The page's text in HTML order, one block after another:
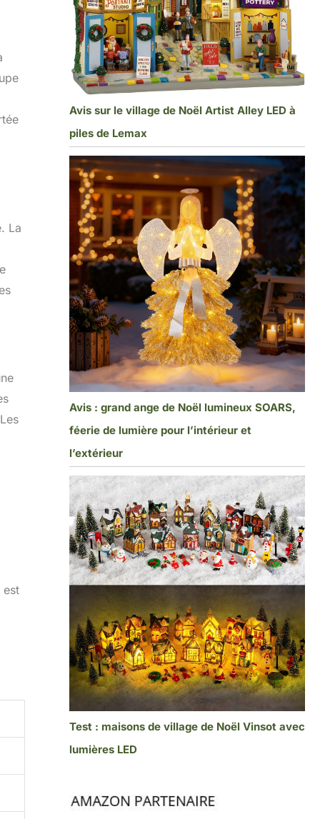
La
est
Avis sur le village de Noël Artist Alley LED à
piles de Lemax
Avis : grand ange de Noël lumineux SOARS,
féerie de lumière pour l’intérieur et
l’extérieur
Test : maisons de village de Noël Vinsot avec
lumières LED